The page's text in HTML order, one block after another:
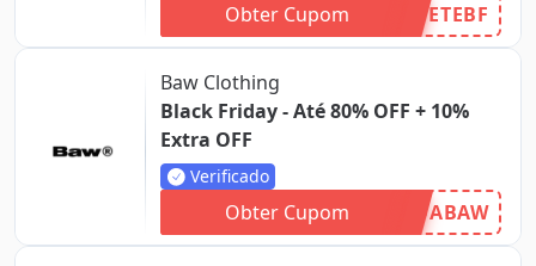
Obter Cupom ETEBF
Baw Clothing
Black Friday - Até 80% OFF + 10%
Extra OFF
Verificado
Obter Cupom DABAW